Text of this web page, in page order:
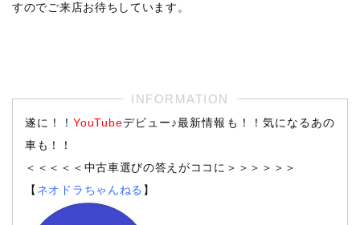
すのでご来店お待ちしています。
遂に！！YouTubeデビュー♪最新情報も！！気になるあの
車も！！
＜＜＜＜＜中古車選びの答えがココに＞＞＞＞＞＞
【 ネオドラちゃんねる 】